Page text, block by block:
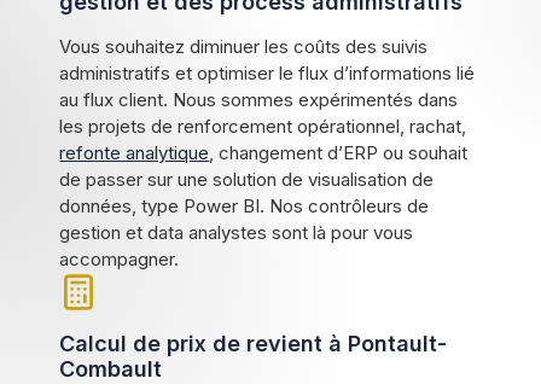
Vous souhaitez diminuer les coûts des suivis
administratifs et optimiser le flux d’informations lié
au flux client. Nous sommes expérimentés dans
les projets de renforcement opérationnel, rachat,
refonte analytique , changement d’ERP ou souhait
de passer sur une solution de visualisation de
données, type Power BI. Nos contrôleurs de
gestion et data analystes sont là pour vous
accompagner.
Calcul de prix de revient à Pontault-
Combault